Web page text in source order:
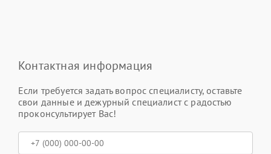
Контактная информация
Если требуется задать вопрос специалисту, оставьте
свои данные и дежурный специалист с радостью
проконсультирует Вас!